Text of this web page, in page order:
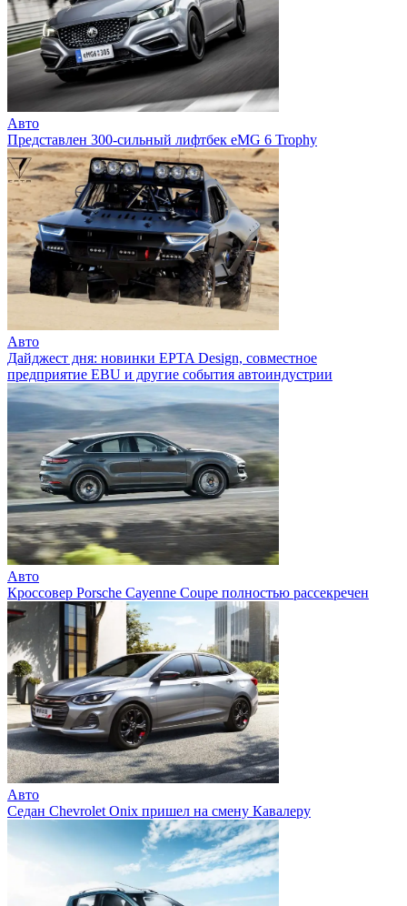
Авто
Представлен 300-сильный лифтбек eMG 6 Trophy
Авто
Дайджест дня: новинки EPTA Design, совместное
предприятие EBU и другие события автоиндустрии
Авто
Кроссовер Porsche Cayenne Coupe полностью рассекречен
Авто
Седан Chevrolet Onix пришел на смену Кавалеру